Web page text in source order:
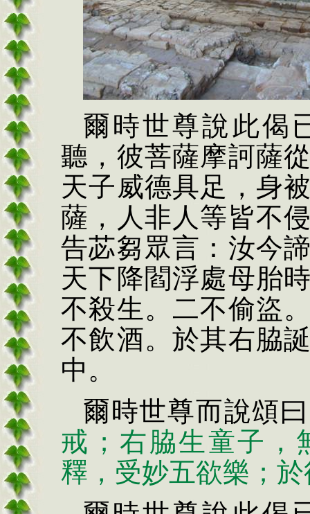
爾時世尊說此偈
聽，彼菩薩摩訶薩
天子威德具足，身
薩，人非人等皆不
告苾芻眾言：汝今
天下降閻浮處母胎
不殺生。二不偷盜
不飲酒。於其右脇
中。
爾時世尊而說頌
戒；右脇生童子，
釋，受妙五欲樂；